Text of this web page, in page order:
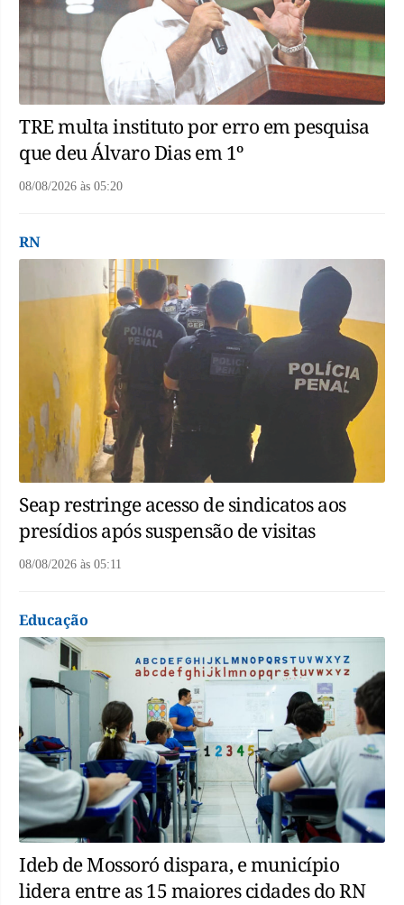
TRE multa instituto por erro em pesquisa
que deu Álvaro Dias em 1º
08/08/2026 às 05:20
RN
Seap restringe acesso de sindicatos aos
presídios após suspensão de visitas
08/08/2026 às 05:11
Educação
Ideb de Mossoró dispara, e município
lidera entre as 15 maiores cidades do RN